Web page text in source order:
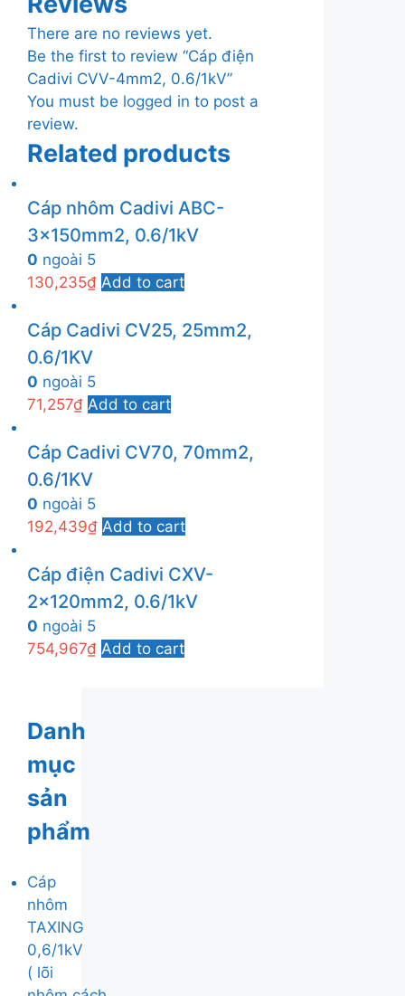
There are no reviews yet.
Be the first to review “Cáp điện
Cadivi CVV-4mm2, 0.6/1kV”
You must be logged in to post a
review.
Related products
Cáp nhôm Cadivi ABC-
3x150mm2, 0.6/1kV
0 ngoài 5
130,235₫ Add to cart
Cáp Cadivi CV25, 25mm2,
0.6/1KV
0 ngoài 5
71,257₫ Add to cart
Cáp Cadivi CV70, 70mm2,
0.6/1KV
0 ngoài 5
192,439₫ Add to cart
Cáp điện Cadivi CXV-
2x120mm2, 0.6/1kV
0 ngoài 5
754,967₫ Add to cart
Danh
mục
sản
phẩm
Cáp
nhôm
TAXING
0,6/1kV
( lõi